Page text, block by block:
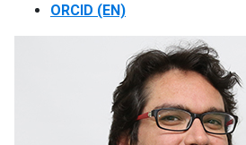
ORCID (EN)